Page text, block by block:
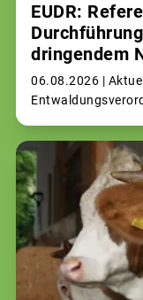
EUDR:
dringendem
06.08.2026 |